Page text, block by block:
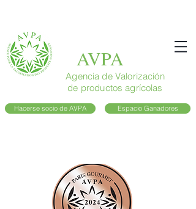
AVPA
Agencia de Valorización
de productos agrícolas
Hacerse socio de AVPA Espacio Ganadores